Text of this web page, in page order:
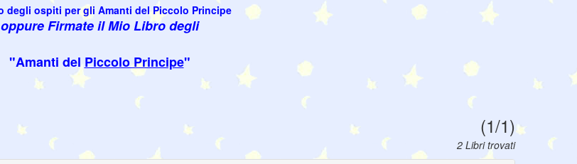
oppure Firmate il Mio Libro degli
"Amanti del Piccolo Principe"
(1/1)
2 Libri trovati